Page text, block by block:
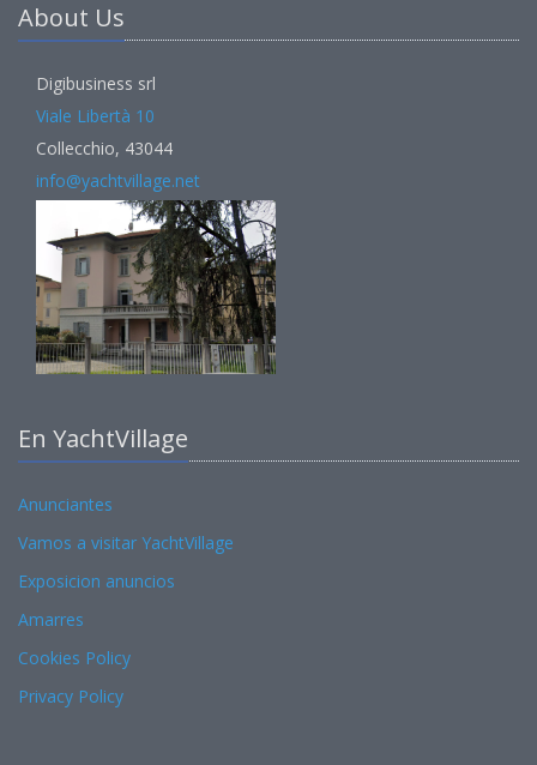
About Us
Digibusiness srl
Viale Libertà 10
Collecchio, 43044
info@yachtvillage.net
En YachtVillage
Anunciantes
Vamos a visitar YachtVillage
Exposicion anuncios
Amarres
Cookies Policy
Privacy Policy